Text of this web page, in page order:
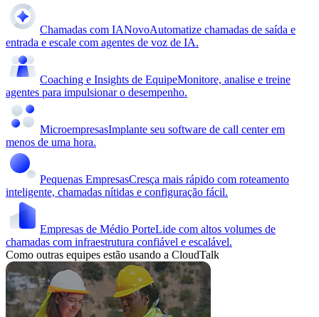
Chamadas com IANovoAutomatize chamadas de saída e
entrada e escale com agentes de voz de IA.
Coaching e Insights de EquipeMonitore, analise e treine
agentes para impulsionar o desempenho.
MicroempresasImplante seu software de call center em
menos de uma hora.
Pequenas EmpresasCresça mais rápido com roteamento
inteligente, chamadas nítidas e configuração fácil.
Empresas de Médio PorteLide com altos volumes de
chamadas com infraestrutura confiável e escalável.
Como outras equipes estão usando a CloudTalk